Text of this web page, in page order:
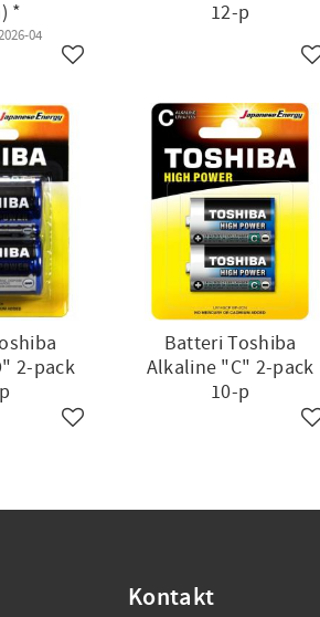
*
04
Lägg till i favoriter
12-p
2-pack
Lägg till i favoriter
Batteri Toshiba
Alkaline "C" 2-pack
10-p
Kontakt